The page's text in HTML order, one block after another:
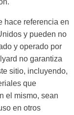
hace referencia en
y pueden no
y operado por
no garantiza
sitio, incluyendo,
que
el mismo, sean
en otros